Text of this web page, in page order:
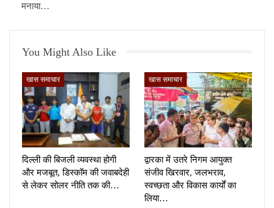
मनाया…
You Might Also Like
खास समाचार
दिल्ली की बिजली व्यवस्था होगी
और मजबूत, डिस्कॉम की जवाबदेही
से लेकर सोलर नीति तक की…
खास समाचार
द्वारका में उतरे निगम आयुक्त
संजीव खिरवार, जलभराव,
स्वच्छता और विकास कार्यों का
लिया…